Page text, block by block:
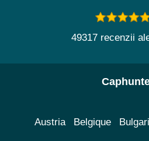
49317 recenzii
Austria Belgique